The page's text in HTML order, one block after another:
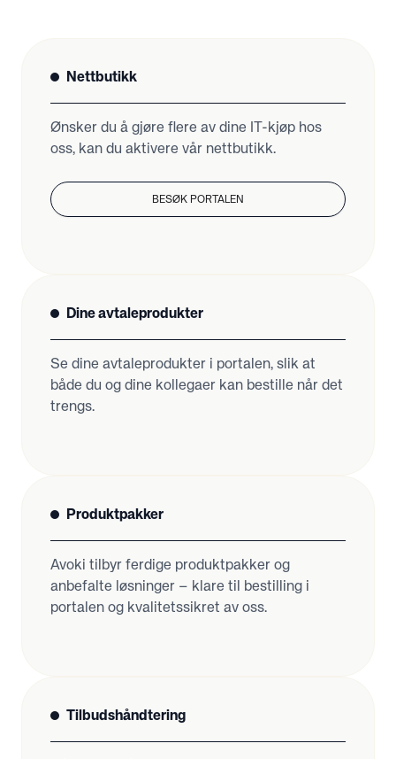
Nettbutikk
Ønsker du å gjøre flere av dine IT-kjøp hos
oss, kan du aktivere vår nettbutikk.
BESØK PORTALEN
Dine avtaleprodukter
Se dine avtaleprodukter i portalen, slik at
både du og dine kollegaer kan bestille når det
trengs.
Produktpakker
Avoki tilbyr ferdige produktpakker og
anbefalte løsninger – klare til bestilling i
portalen og kvalitetssikret av oss.
Tilbudshåndtering